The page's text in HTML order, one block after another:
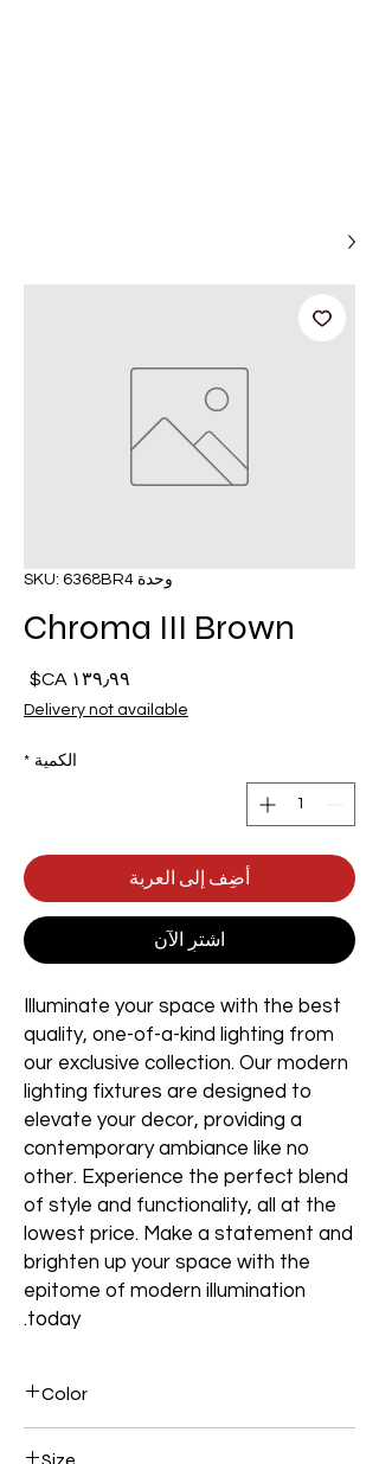
وحدة SKU: 6368BR4
Chroma III Brown
Delivery not available
الكمية *
أضِف إلى العربة
اشترِ الآن
Illuminate your space with the best
quality, one-of-a-kind lighting from
our exclusive collection. Our modern
lighting fixtures are designed to
elevate your decor, providing a
contemporary ambiance like no
other. Experience the perfect blend
of style and functionality, all at the
lowest price. Make a statement and
brighten up your space with the
epitome of modern illumination
today.
Color